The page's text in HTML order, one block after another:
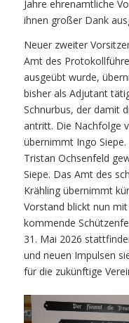
Jahre ehrenamtliche
ihnen großer Dank
Neuer zweiter
Amt des
ausgeübt wurde,
bisher als Adjutant
Schnurbus, der damit
antritt. Die Nachfolge
übernimmt Ingo
Tristan Ochsenfeld
Siepe. Das Amt des
Krähling übernimmt
Vorstand blickt nun
kommende
31. Mai 2026
und neuen Impulsen
für die zukünftige